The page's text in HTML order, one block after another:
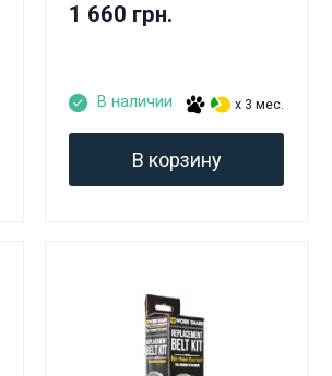
1 660 грн.
В наличии x 3 мес.
В корзину